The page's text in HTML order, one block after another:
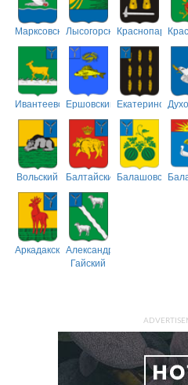
МарксовскийЛысогорский
ИвантеевскийЕршовский Екатериновский
Вольский БалтайскийБалашовский
АркадакскийАлександрово-
Гайский